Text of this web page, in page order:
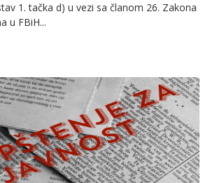
1. tačka d) u vezi sa članom 26. Zakona
u FBiH...